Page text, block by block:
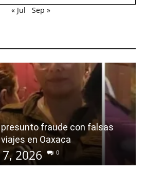
« Jul
Sep »
presunto fraude con falsas
en Oaxaca
2026 0